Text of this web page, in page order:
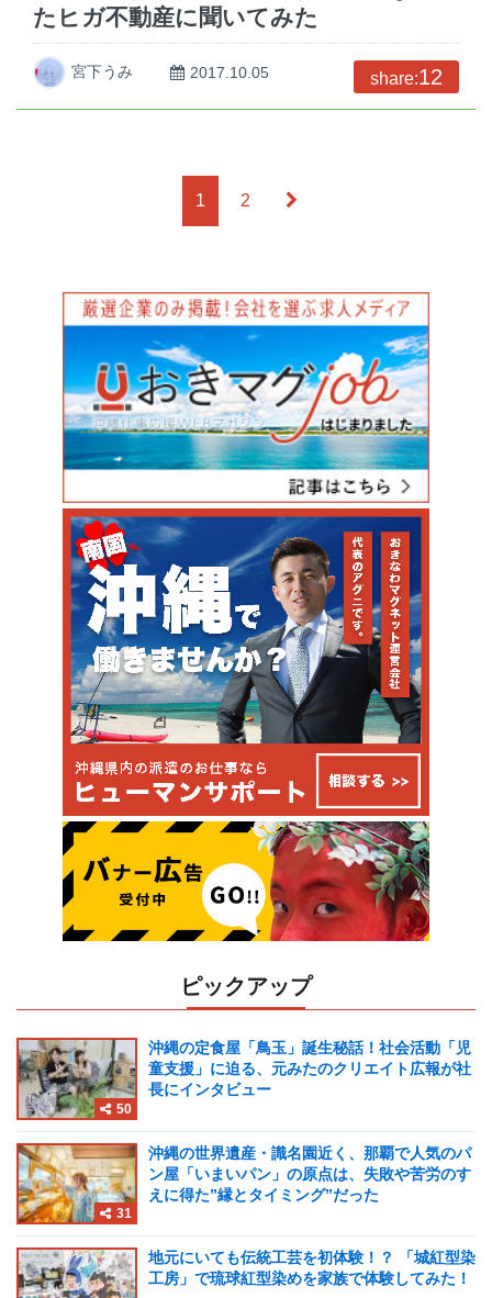
たヒガ不動産に聞いてみた
宮下うみ 2017.10.05 share:12
1 2
ピックアップ
50
沖縄の定食屋「鳥玉」誕生秘話！社会活動「児
童支援」に迫る、元みたのクリエイト広報が社
長にインタビュー
31
沖縄の世界遺産・識名園近く、那覇で人気のパ
ン屋「いまいパン」の原点は、失敗や苦労のす
えに得た”縁とタイミング”だった
地元にいても伝統工芸を初体験！？ 「城紅型染
工房」で琉球紅型染めを家族で体験してみた！